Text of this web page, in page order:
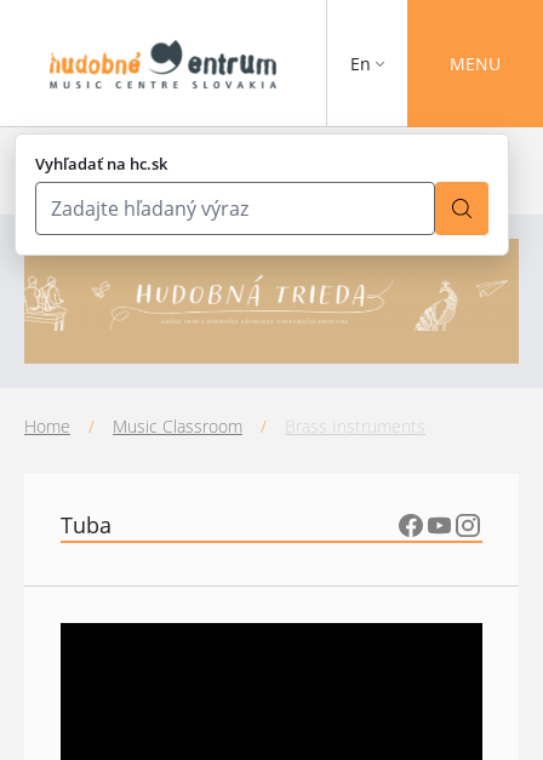
Vyhľadať na hc.sk
En MENU
Home / Music Classroom / Brass Instruments
Tuba